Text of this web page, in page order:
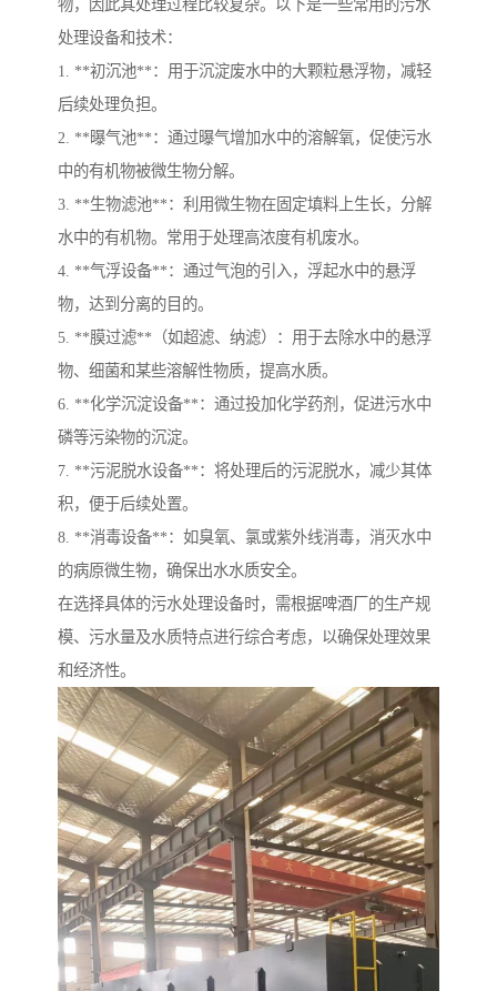
物，因此其处理过程比较复杂。以下是一些常用的污水
处理设备和技术：
1. **初沉池**：用于沉淀废水中的大颗粒悬浮物，减轻
后续处理负担。
2. **曝气池**：通过曝气增加水中的溶解氧，促使污水
中的有机物被微生物分解。
3. **生物滤池**：利用微生物在固定填料上生长，分解
水中的有机物。常用于处理高浓度有机废水。
4. **气浮设备**：通过气泡的引入，浮起水中的悬浮
物，达到分离的目的。
5. **膜过滤**（如超滤、纳滤）：用于去除水中的悬浮
物、细菌和某些溶解性物质，提高水质。
6. **化学沉淀设备**：通过投加化学药剂，促进污水中
磷等污染物的沉淀。
7. **污泥脱水设备**：将处理后的污泥脱水，减少其体
积，便于后续处置。
8. **消毒设备**：如臭氧、氯或紫外线消毒，消灭水中
的病原微生物，确保出水水质安全。
在选择具体的污水处理设备时，需根据啤酒厂的生产规
模、污水量及水质特点进行综合考虑，以确保处理效果
和经济性。